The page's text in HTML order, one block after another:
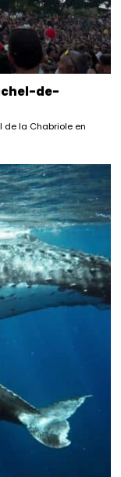
de-
de la Chabriole en